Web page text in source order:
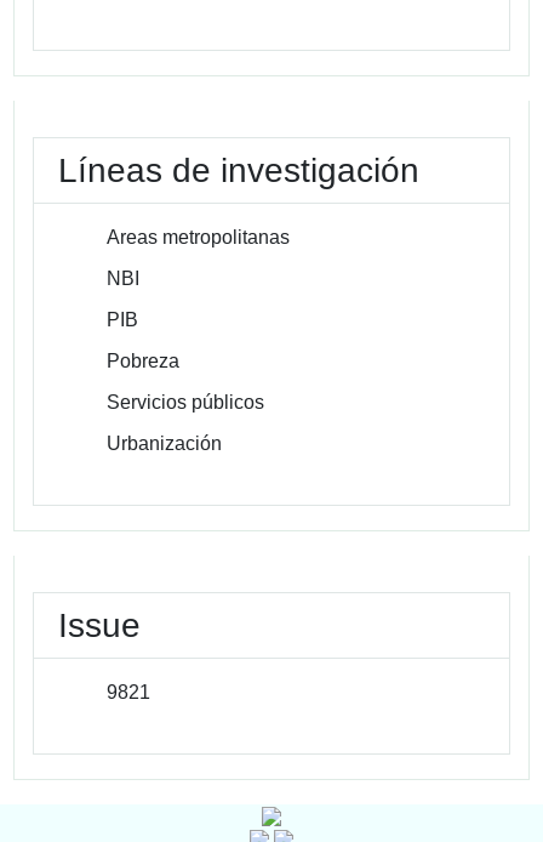
Líneas de investigación
Areas metropolitanas
NBI
PIB
Pobreza
Servicios públicos
Urbanización
Issue
9821